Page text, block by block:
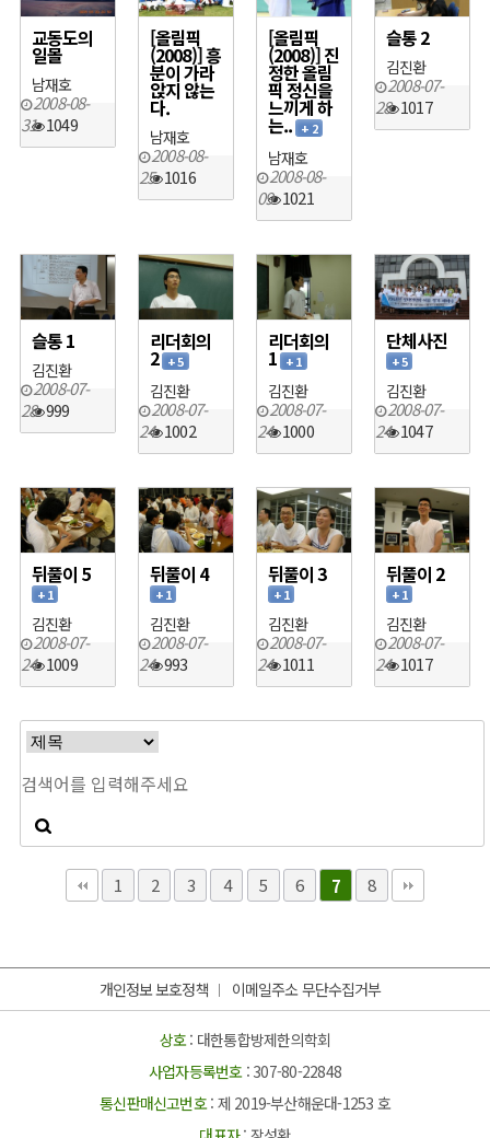
교동도의
일몰
남재호
1049
2008-08-
31
[올림픽
(2008)] 흥
분이 가라
앉지 않는
다.
남재호
1016
2008-08-
25
[올림픽
(2008)] 진
정한 올림
픽 정신을
느끼게 하
는.. + 2
남재호
1021
2008-08-
09
슬통 2
김진환
1017
2008-07-
28
슬통 1
김진환
999
2008-07-
28
리더회의
2 + 5
김진환
1002
2008-07-
24
리더회의
1 + 1
김진환
1000
2008-07-
24
단체사진
+ 5
김진환
1047
2008-07-
24
뒤풀이 5
+ 1
김진환
1009
2008-07-
24
뒤풀이 4
+ 1
김진환
993
2008-07-
24
뒤풀이 3
+ 1
김진환
1011
2008-07-
24
뒤풀이 2
+ 1
김진환
1017
2008-07-
24
1 2 3 4 5 6 7 8
개인정보 보호정책 이메일주소 무단수집거부
상호: 대한통합방제한의학회
사업자등록번호: 307-80-22848
통신판매신고번호: 제 2019-부산해운대-1253 호